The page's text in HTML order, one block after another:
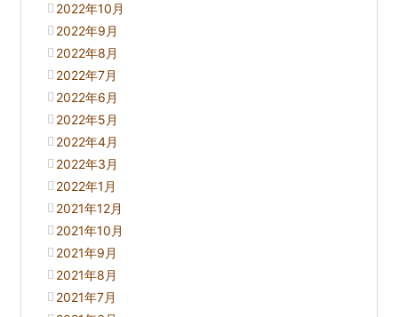
2022年10月
2022年9月
2022年8月
2022年7月
2022年6月
2022年5月
2022年4月
2022年3月
2022年1月
2021年12月
2021年10月
2021年9月
2021年8月
2021年7月